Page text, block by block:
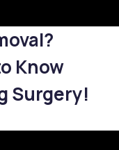
Know
Surgery!